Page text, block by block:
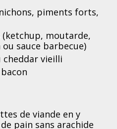
piments forts,
(ketchup, moutarde,
sauce barbecue)
cheddar vieilli
de viande en y
pain sans arachide